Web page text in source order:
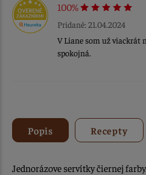
100%
Pridané: 21.04.2024
V Liane som už viackrát
spokojná.
Popis Recepty
Jednorázove servítky čiernej